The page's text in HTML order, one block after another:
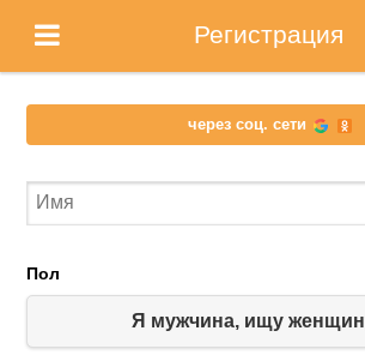
Регистрация
через соц. сети
Пол
Я мужчина, ищу